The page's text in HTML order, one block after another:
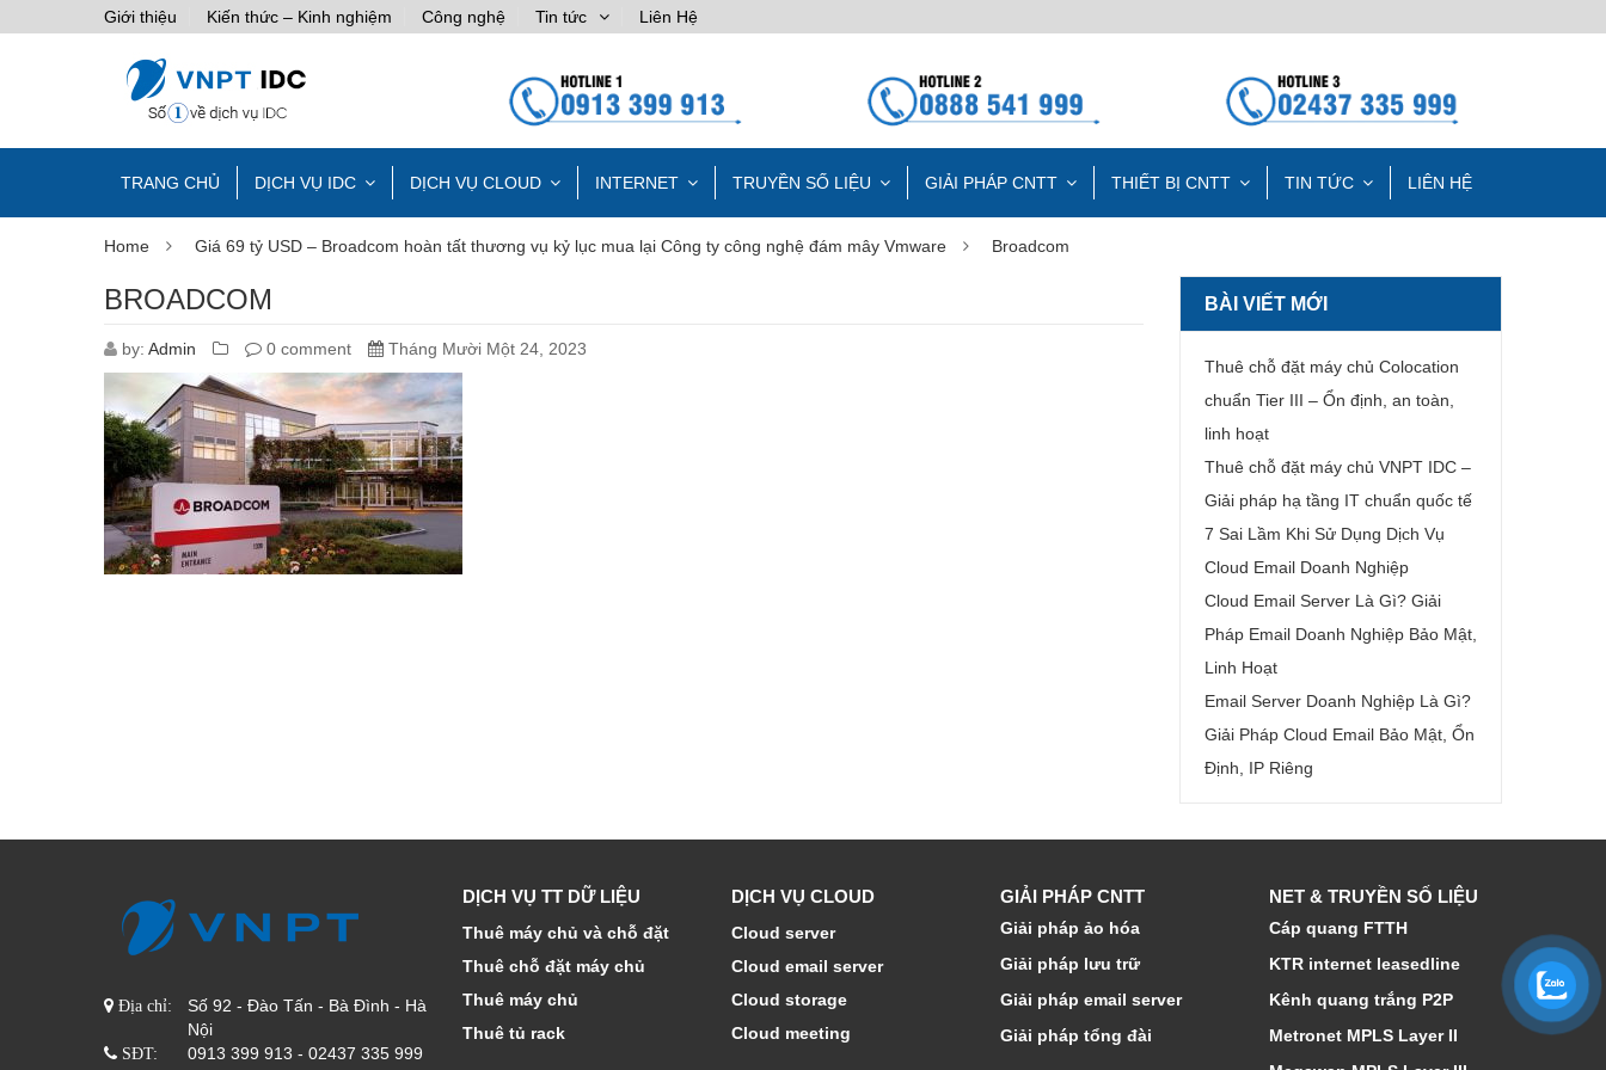
Giới thiệu Kiến thức – Kinh nghiệm Công nghệ Tin tức Liên Hệ
TRANG CHỦ DỊCH VỤ IDC DỊCH VỤ CLOUD INTERNET TRUYỀN SỐ LIỆU GIẢI PHÁP CNTT THIẾT BỊ CNTT TIN TỨC LIÊN HỆ
Home Giá 69 tỷ USD – Broadcom hoàn tất thương vụ kỷ lục mua lại Công ty công nghệ đám mây Vmware Broadcom
BROADCOM
by: Admin 0 comment Tháng Mười Một 24, 2023
BÀI VIẾT MỚI
Thuê chỗ đặt máy chủ Colocation
chuẩn Tier III – Ổn định, an toàn,
linh hoạt
Thuê chỗ đặt máy chủ VNPT IDC –
Giải pháp hạ tầng IT chuẩn quốc tế
7 Sai Lầm Khi Sử Dụng Dịch Vụ
Cloud Email Doanh Nghiệp
Cloud Email Server Là Gì? Giải
Pháp Email Doanh Nghiệp Bảo Mật,
Linh Hoạt
Email Server Doanh Nghiệp Là Gì?
Giải Pháp Cloud Email Bảo Mật, Ổn
Định, IP Riêng
Địa chỉ:
Số 92 - Đào Tấn - Bà Đình - Hà
Nội
SĐT: 0913 399 913 - 02437 335 999
DỊCH VỤ TT DỮ LIỆU
Thuê máy chủ và chỗ đặt
Thuê chỗ đặt máy chủ
Thuê máy chủ
Thuê tủ rack
DỊCH VỤ CLOUD
Cloud server
Cloud email server
Cloud storage
Cloud meeting
GIẢI PHÁP CNTT
Giải pháp ảo hóa
Giải pháp lưu trữ
Giải pháp email server
Giải pháp tổng đài
NET & TRUYỀN SỐ LIỆU
Cáp quang FTTH
KTR internet leasedline
Kênh quang trắng P2P
Metronet MPLS Layer II